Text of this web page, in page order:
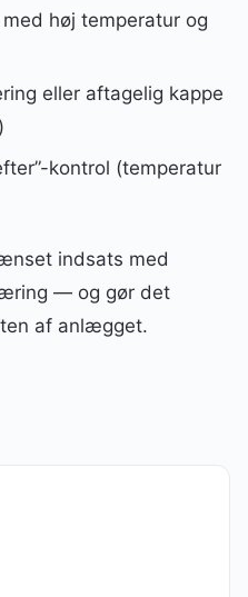
høj temperatur og
eller aftagelig kappe
kontrol (temperatur
indsats med
— og gør det
af anlægget.